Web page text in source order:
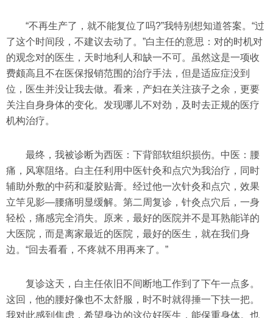
“不再生产了，就不能复位了吗?”我特别想知道答案。“过
了这个时间段，不建议去动了。”白主任的意思：对的时机对
的观念对的医生，天时地利人和缺一不可。虽然这是一项收
费颇高且不在医保报销范围的治疗手法，但是适应症没到
位，医生并没让我去做。看来，产妇在关注孩子之余，更要
关注自身身体的变化。发现哪儿不对劲，及时去正规的医疗
机构治疗。
最终，我被诊断为西医：下背部软组织损伤。中医：腰
痛，风寒阻络。白主任利用中医针灸和点穴为我治疗，同时
辅助外敷的中药和凝胶贴膏。经过他一次针灸和点穴，效果
立竿见影—腰痛明显缓解。第二周复诊，针灸点穴后，一身
轻松，痛感完全消失。原来，最好的医院并不是耳熟能详的
大医院，而是离家最近的医院，最好的医生，就在我们身
边。“回去看看，不疼就不用再来了。”
复诊这天，白主任依旧不间断地工作到了下午一点多。
这回，他的腰好像也不太舒服，时不时就得捶一下扶一把。
我对此感到焦虑，希望身边的这位好医生，能保重身体。也